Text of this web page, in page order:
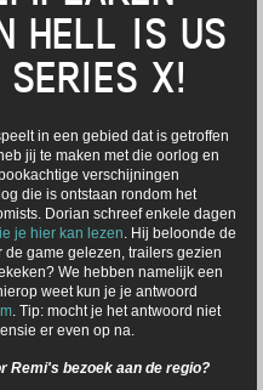
HELL IS US
SERIES X!
in een gebied dat is getroffen
jij te maken met die oorlog en
verschijningen
die is ontstaan rondom het
Dorian schreef enkele dagen
je hier kan lezen. Hij beloonde de
game gelezen, trailers gezien
We hebben namelijk een
weet kun je je antwoord
. Tip: mocht je het antwoord niet
er even op na.
Remi's bezoek aan de regio?